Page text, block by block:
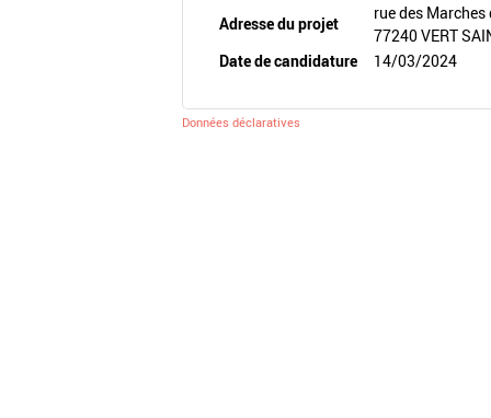
Adresse du projet
rue des
77240 VERT
Date de candidature
14/03/2024
Données déclaratives